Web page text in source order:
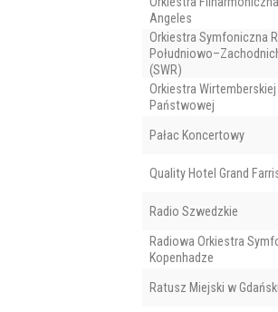
Angeles
Orkiestra Symfoniczna
(SWR)
Orkiestra Wirtemberskiej
Państwowej
Pałac Koncertowy
Quality Hotel Grand
Radio Szwedzkie
Radiowa Orkiestra
Kopenhadze
Ratusz Miejski w